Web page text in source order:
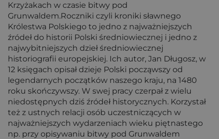
Krzyżakach w czasie bitwy pod
Grunwaldem.Roczniki czyli kroniki sławnego
Królestwa Polskiego to jedno z najważniejszych
źródeł do historii Polski średniowiecznej i jedno z
najwybitniejszych dzieł średniowiecznej
historiografii europejskiej. Ich autor, Jan Długosz, w
12 księgach opisał dzieje Polski począwszy od
legendarnych początków naszego kraju, na 1480
roku skończywszy. W swej pracy czerpał z wielu
niedostępnych dziś źródeł historycznych. Korzystał
też z ustnych relacji osób uczestniczących w
najważniejszych wydarzeniach wieku piętnastego
np. przy opisywaniu bitwy pod Grunwaldem